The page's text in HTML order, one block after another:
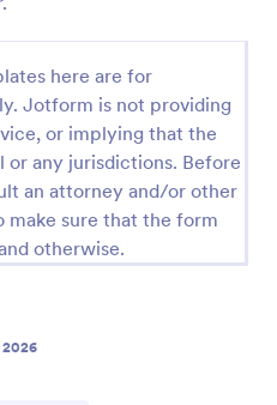
here are for
Jotform is not providing
or implying that the
or any jurisdictions. Before
an attorney and/or other
make sure that the form
otherwise.
2026
sürecini
Kullan